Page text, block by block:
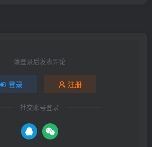
请登录后发表评论
登录 注册
社交账号登录